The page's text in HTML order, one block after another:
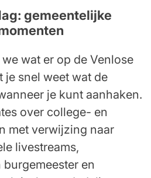
gemeentelijke
wat er op de Venlose
je snel weet wat de
je kunt aanhaken.
over college- en
met verwijzing naar
livestreams,
en